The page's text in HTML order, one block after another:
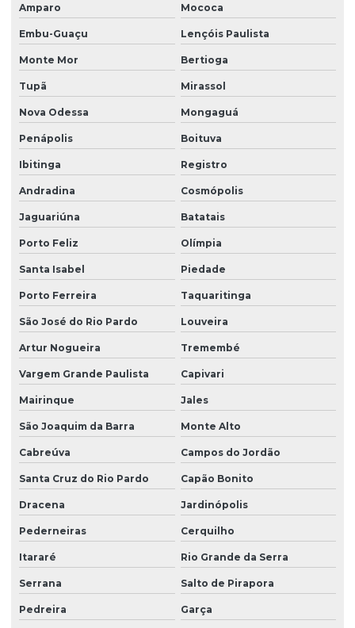
Limpeza de fachada de loja
Limpeza fachada orçamento
Limpeza de fachada preço
Limpeza de fachada predial
Limpeza de fachada predial preço
Limpeza de fachadas de prédios
Limpeza de fachadas de vidro
Limpeza e manutenção predial terceirizada
Limpeza pós obra
Limpeza pós obra valor
Limpeza predial terceirizada
Limpeza profissional em empresas
Limpeza profissional de piso
Limpeza profissional de pisos
Limpeza terceirizada
Limpeza de vidro predial
Limpeza de vidros em altura
Limpeza de vidros em altura valor
Amparo Mococa
Embu-Guaçu Lençóis Paulista
Monte Mor Bertioga
Tupã Mirassol
Nova Odessa Mongaguá
Penápolis Boituva
Ibitinga Registro
Andradina Cosmópolis
Jaguariúna Batatais
Porto Feliz Olímpia
Santa Isabel Piedade
Porto Ferreira Taquaritinga
São José do Rio Pardo Louveira
Artur Nogueira Tremembé
Vargem Grande Paulista Capivari
Mairinque Jales
São Joaquim da Barra Monte Alto
Cabreúva Campos do Jordão
Santa Cruz do Rio Pardo Capão Bonito
Dracena Jardinópolis
Pederneiras Cerquilho
Itararé Rio Grande da Serra
Serrana Salto de Pirapora
Pedreira Garça